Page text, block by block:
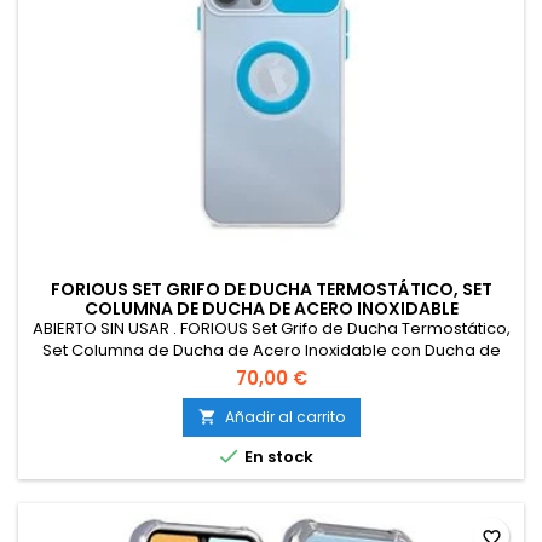
FORIOUS SET GRIFO DE DUCHA TERMOSTÁTICO, SET
COLUMNA DE DUCHA DE ACERO INOXIDABLE
ABIERTO SIN USAR . FORIOUS Set Grifo de Ducha Termostático,
Set Columna de Ducha de Acero Inoxidable con Ducha de
Lluvia Overhead Cuadrada de 25 cm, Ducha de Mano con 3
Tipos de Chorro,Barra de Ducha Ajustable en Altura
70,00 €
 Añadir al carrito
 En stock
favorite_border